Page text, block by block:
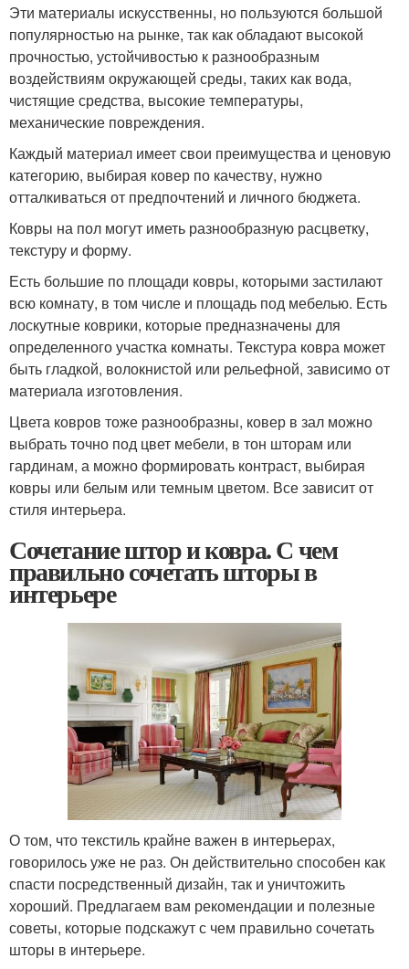
Эти материалы искусственны, но пользуются большой
популярностью на рынке, так как обладают высокой
прочностью, устойчивостью к разнообразным
воздействиям окружающей среды, таких как вода,
чистящие средства, высокие температуры,
механические повреждения.
Каждый материал имеет свои преимущества и ценовую
категорию, выбирая ковер по качеству, нужно
отталкиваться от предпочтений и личного бюджета.
Ковры на пол могут иметь разнообразную расцветку,
текстуру и форму.
Есть большие по площади ковры, которыми застилают
всю комнату, в том числе и площадь под мебелью. Есть
лоскутные коврики, которые предназначены для
определенного участка комнаты. Текстура ковра может
быть гладкой, волокнистой или рельефной, зависимо от
материала изготовления.
Цвета ковров тоже разнообразны, ковер в зал можно
выбрать точно под цвет мебели, в тон шторам или
гардинам, а можно формировать контраст, выбирая
ковры или белым или темным цветом. Все зависит от
стиля интерьера.
Сочетание штор и ковра. С чем
правильно сочетать шторы в
интерьере
О том, что текстиль крайне важен в интерьерах,
говорилось уже не раз. Он действительно способен как
спасти посредственный дизайн, так и уничтожить
хороший. Предлагаем вам рекомендации и полезные
советы, которые подскажут с чем правильно сочетать
шторы в интерьере.